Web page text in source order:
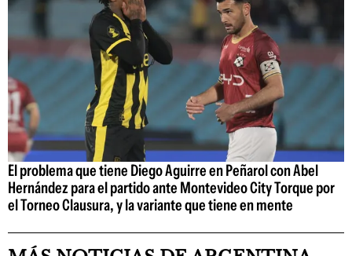
El problema que tiene Diego Aguirre en Peñarol con Abel
Hernández para el partido ante Montevideo City Torque por
el Torneo Clausura, y la variante que tiene en mente